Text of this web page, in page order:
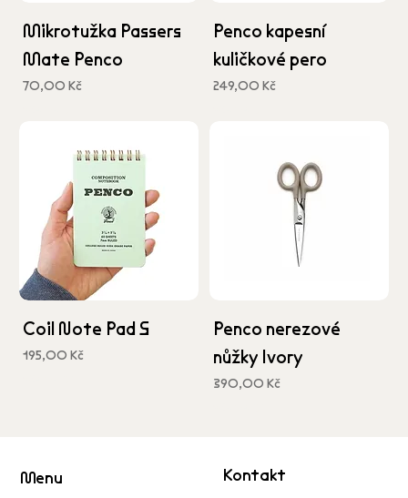
Mikrotužka Passers
Mate Penco
Cena
70,00 Kč
Penco kapesní
kuličkové pero
Cena
249,00 Kč
Coil Note Pad S
Cena
195,00 Kč
Penco nerezové
nůžky Ivory
Cena
390,00 Kč
Kontakt
Menu